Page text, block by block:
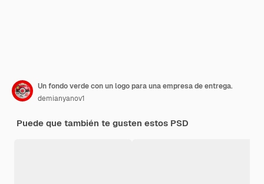
Un fondo verde con un logo para una empresa de entrega.
demianyanov1
Puede que también te gusten estos PSD